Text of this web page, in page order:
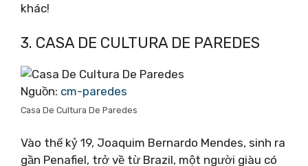
khác!
3. CASA DE CULTURA DE PAREDES
Nguồn: cm-paredes
Casa De Cultura De Paredes
Vào thế kỷ 19, Joaquim Bernardo Mendes, sinh ra
gần Penafiel, trở về từ Brazil, một người giàu có